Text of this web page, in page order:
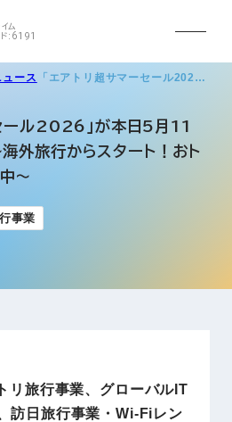
ム
ド:6191
ュース 「エアトリ超サマーセール202…
ール2026」が本日5月11
海外旅行からスタート！おト
～
事業
リ旅行事業、グローバルIT
訪日旅行事業・Wi-Fiレン